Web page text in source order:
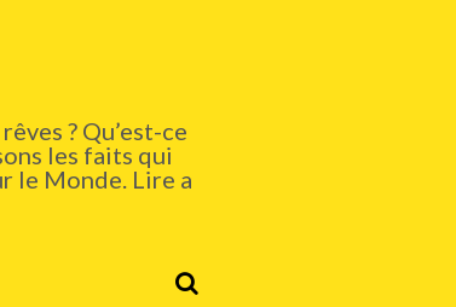
? Qu’est-ce
les faits qui
le Monde. Lire a